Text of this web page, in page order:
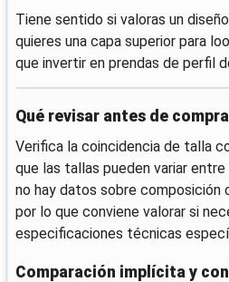
Tiene sentido si valoras un
quieres una capa superior para
que invertir en prendas de perfil
Qué revisar antes de
Verifica la coincidencia de talla
que las tallas pueden variar
no hay datos sobre composición
por lo que conviene valorar si
especificaciones técnicas
Comparación implícita y